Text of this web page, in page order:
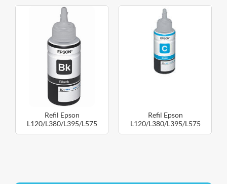
Refil Epson
L120/L380/L395/L575
T664120 Preto
Refil Epson
L120/L380/L395/L575
T664220 Ciano